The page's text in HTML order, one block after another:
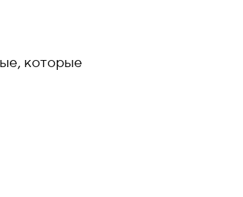
которые